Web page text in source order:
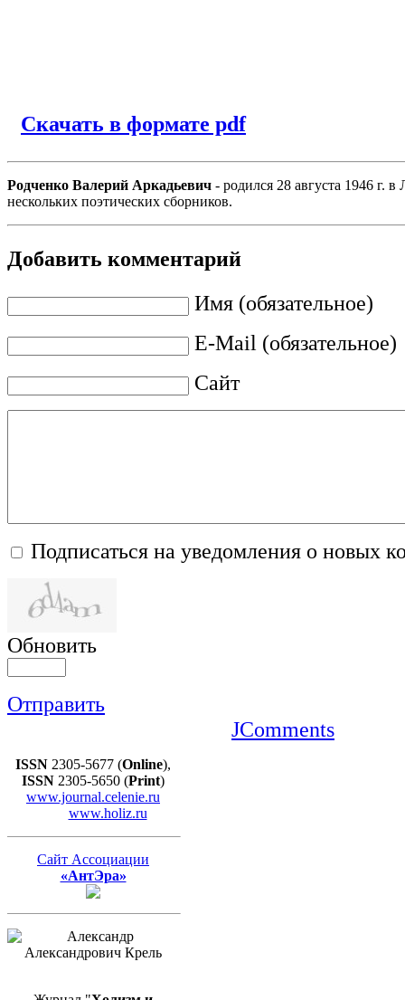
Скачать в формате pdf
Родченко Валерий Аркадьевич - родился 28 августа 1946 г.
нескольких поэтических сборников.
Добавить комментарий
Имя (обязательное)
E-Mail (обязательное)
Сайт
Подписаться на уведомления о новых
Обновить
Отправить
JComments
ISSN 2305-5677 (Online),
ISSN 2305-5650 (Print)
www.journal.celenie.ru
www.holiz.ru
Сайт Ассоциации
«АнтЭра»